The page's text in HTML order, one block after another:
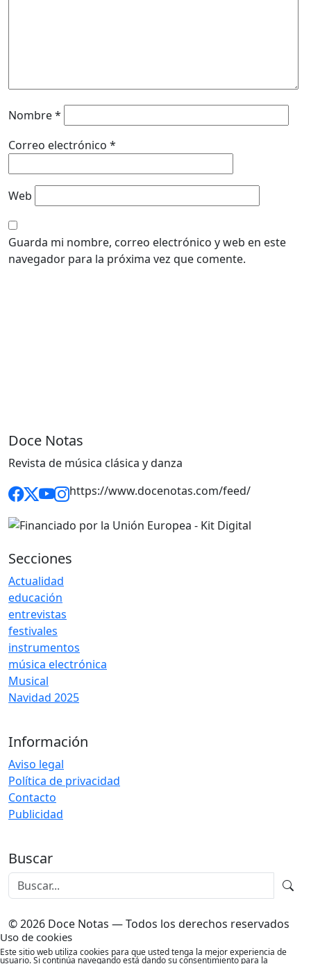
Nombre*
Correo electrónico *
Web
Guarda mi nombre, correo electrónico y web en este
navegador para la próxima vez que comente.
Doce Notas
Revista de música clásica y danza
https://www.docenotas.com/feed/
Secciones
Actualidad
educación
entrevistas
festivales
instrumentos
música electrónica
Musical
Navidad 2025
Información
Aviso legal
Política de privacidad
Contacto
Publicidad
Buscar
© 2026 Doce Notas — Todos los derechos reservados
Uso de cookies
Este sitio web utiliza cookies para que usted tenga la mejor experiencia de
usuario. Si continúa navegando está dando su consentimiento para la